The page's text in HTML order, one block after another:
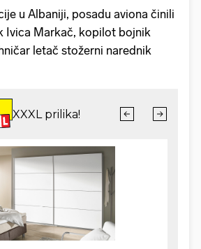
u Albaniji, posadu aviona činili
Ivica Markač, kopilot bojnik
letač stožerni narednik